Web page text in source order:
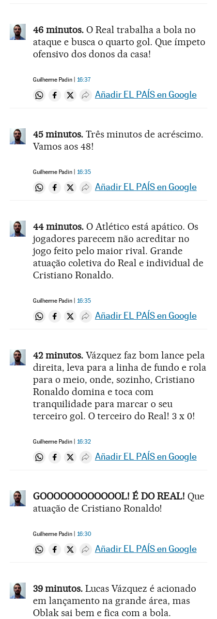
46 minutos. O Real trabalha a bola no
ataque e busca o quarto gol. Que ímpeto
ofensivo dos donos da casa!
Guilherme Padin 16:37
Compartir en Whatsapp
Compartir en Facebook
Compartir en Twitter
Desplegar Redes Sociales
Añadir EL PAÍS en Google
45 minutos. Três minutos de acréscimo.
Vamos aos 48!
Guilherme Padin 16:35
Compartir en Whatsapp
Compartir en Facebook
Compartir en Twitter
Desplegar Redes Sociales
Añadir EL PAÍS en Google
44 minutos. O Atlético está apático. Os
jogadores parecem não acreditar no
jogo feito pelo maior rival. Grande
atuação coletiva do Real e individual de
Cristiano Ronaldo.
Guilherme Padin 16:35
Compartir en Whatsapp
Compartir en Facebook
Compartir en Twitter
Desplegar Redes Sociales
Añadir EL PAÍS en Google
42 minutos. Vázquez faz bom lance pela
direita, leva para a linha de fundo e rola
para o meio, onde, sozinho, Cristiano
Ronaldo domina e toca com
tranquilidade para marcar o seu
terceiro gol. O terceiro do Real! 3 x 0!
Guilherme Padin 16:32
Compartir en Whatsapp
Compartir en Facebook
Compartir en Twitter
Desplegar Redes Sociales
Añadir EL PAÍS en Google
GOOOOOOOOOOOOL! É DO REAL! Que
atuação de Cristiano Ronaldo!
Guilherme Padin 16:30
Compartir en Whatsapp
Compartir en Facebook
Compartir en Twitter
Desplegar Redes Sociales
Añadir EL PAÍS en Google
39 minutos. Lucas Vázquez é acionado
em lançamento na grande área, mas
Oblak sai bem e fica com a bola.